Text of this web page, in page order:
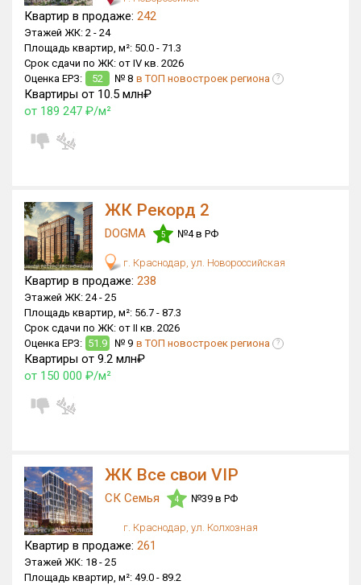
Квартир в продаже: 242
Этажей ЖК: 2 - 24
Площадь квартир, м²: 50.0 - 71.3
Срок сдачи по ЖК: от IV кв. 2026
Оценка ЕРЗ:
52 № 8 в ТОП новостроек региона ?
Квартиры от 10.5 млн₽
от 189 247 ₽/м²
ЖК Рекорд 2
DOGMA 5 №4 в РФ
г. Краснодар, ул. Новороссийская
Квартир в продаже: 238
Этажей ЖК: 24 - 25
Площадь квартир, м²: 56.7 - 87.3
Срок сдачи по ЖК: от II кв. 2026
Оценка ЕРЗ: 51.9 № 9 в ТОП новостроек региона ?
Квартиры от 9.2 млн₽
от 150 000 ₽/м²
ЖК Все свои VIP
СК Семья 4 №39 в РФ
г. Краснодар, ул. Колхозная
Квартир в продаже: 261
Этажей ЖК: 18 - 25
Площадь квартир, м²: 49.0 - 89.2